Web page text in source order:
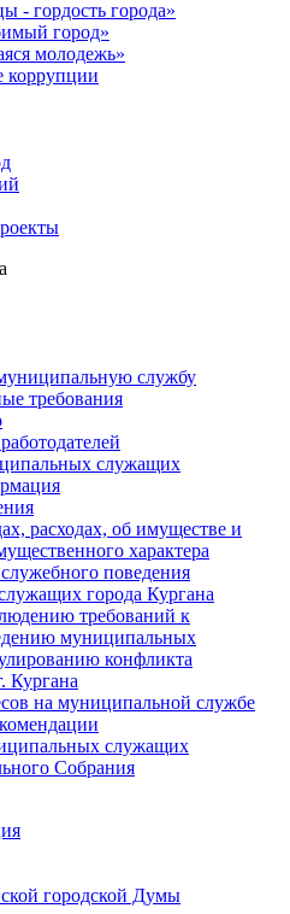
- гордость города»
город»
молодежь»
коррупции
службу
требования
служащих
расходах, об имуществе и
характера
поведения
города Кургана
требований к
муниципальных
конфликта
Кургана
на муниципальной службе
служащих
Cобрания
городской Думы